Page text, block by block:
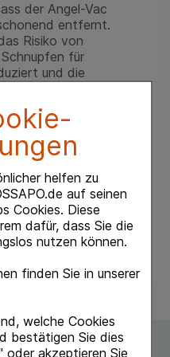
helfen zu
auf seinen
Cookies. Diese
dafür, dass Sie die
nutzen können.
finden Sie in unserer
welche Cookies
bestätigen Sie dies
oder akzeptieren Sie
der Angel-Vac
entfernt.
Risiko von
für
und die
transparent, so dass
anhand der
des Sekrets
Staubsauger